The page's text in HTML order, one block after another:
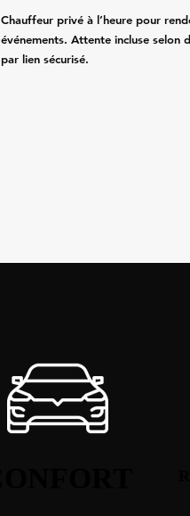
Chauffeur privé à l’heure pour
événements. Attente incluse selon
par lien sécurisé.